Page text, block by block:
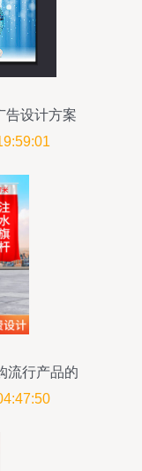
设计方案
流行产品的